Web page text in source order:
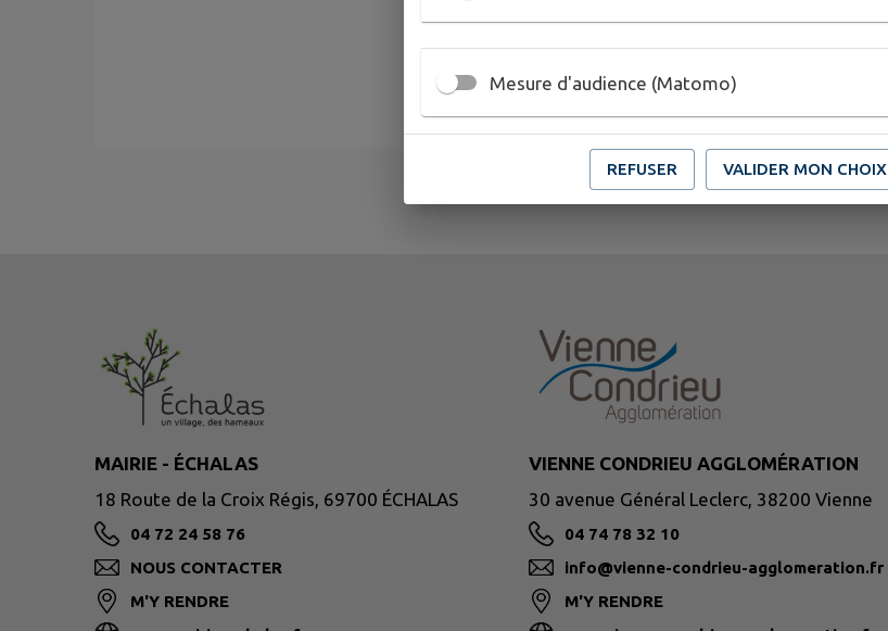
MAIRIE - ÉCHALAS
18 Route de la Croix Régis, 69700 ÉCHALAS
04 72 24 58 76
NOUS CONTACTER
M'Y RENDRE
VIENNE CONDRIEU AGGLOMÉRATION
30 avenue Général Leclerc, 38200 Vienne
04 74 78 32 10
info@vienne-condrieu-agglomeration.fr
M'Y RENDRE
Mesure d'audience (Matomo)
REFUSER VALIDER MON CHOIX